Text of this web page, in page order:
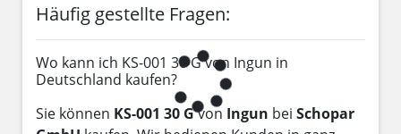
Häufig gestellte Fragen:
Wo kann ich KS-001 30 G von Ingun in
Deutschland kaufen?
Sie können KS-001 30 Gvon Ingun bei Schopar